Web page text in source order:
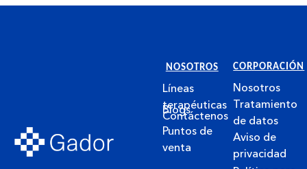
NOSOTROS
Líneas
terapéuticas
Blogs
Contáctenos
Puntos de
venta
CORPORACIÓN
Nosotros
Tratamiento
de datos
Aviso de
privacidad